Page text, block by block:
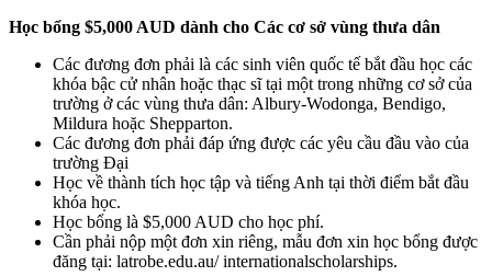
Học bổng $5,000 AUD dành cho Các cơ sở vùng thưa dân
Các đương đơn phải là các sinh viên quốc tế bắt đầu học các
khóa bậc cử nhân hoặc thạc sĩ tại một trong những cơ sở của
trường ở các vùng thưa dân: Albury-Wodonga, Bendigo,
Mildura hoặc Shepparton.
Các đương đơn phải đáp ứng được các yêu cầu đầu vào của
trường Đại
Học về thành tích học tập và tiếng Anh tại thời điểm bắt đầu
khóa học.
Học bổng là $5,000 AUD cho học phí.
Cần phải nộp một đơn xin riêng, mẫu đơn xin học bổng được
đăng tại: latrobe.edu.au/ internationalscholarships.